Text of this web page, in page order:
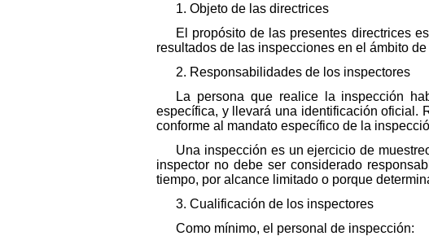
1. Objeto de las directrices
El propósito de las presentes directrices
resultados de las inspecciones en el ámbito
2. Responsabilidades de los inspectores
La persona que realice la inspección
específica, y llevará una identificación oficial.
conforme al mandato específico de la
Una inspección es un ejercicio de
inspector no debe ser considerado
tiempo, por alcance limitado o porque
3. Cualificación de los inspectores
Como mínimo, el personal de inspección: